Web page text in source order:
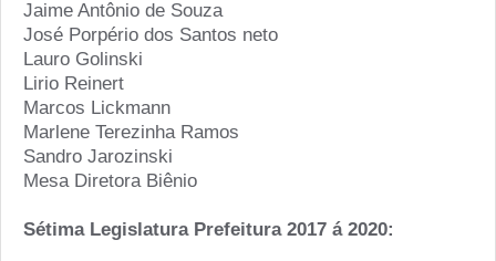
Jaime Antônio de Souza
José Porpério dos Santos neto
Lauro Golinski
Lirio Reinert
Marcos Lickmann
Marlene Terezinha Ramos
Sandro Jarozinski
Mesa Diretora Biênio
Sétima Legislatura Prefeitura 2017 á 2020: